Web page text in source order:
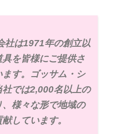
社は1971年の創立以
を皆様にご提供さ
す。ゴッサム・シ
社では2,000名以上の
様々な形で地域の
しています。